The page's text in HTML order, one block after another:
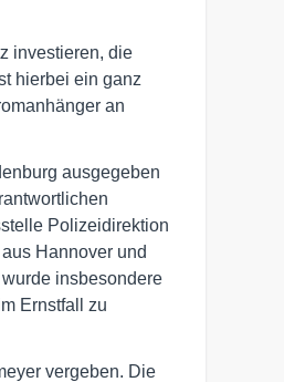
investieren, die
hierbei ein ganz
an
ausgegeben
Polizeidirektion
Hannover und
insbesondere
Ernstfall zu
vergeben. Die